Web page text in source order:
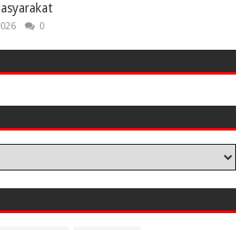
0